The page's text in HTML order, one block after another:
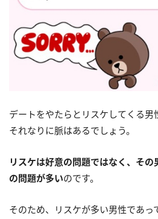
デートをやたらとリスケしてくる男
それなりに脈はあるでしょう。
リスケは好意の問題ではなく、そ
の問題が多いのです。
そのため、リスケが多い男性であっ